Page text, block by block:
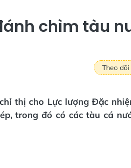
chìm tàu
Theo
thị cho Lực lượng Đặc
trong đó có các tàu cá